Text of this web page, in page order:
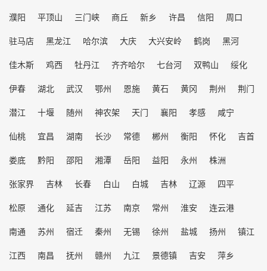
濮阳
平顶山 三门峡 商丘 新乡 许昌 信阳
周口
驻马店
黑龙江 哈尔滨 大庆 大兴安岭 鹤岗
黑河
佳木斯
鸡西 牡丹江 齐齐哈尔 七台河 双鸭山
绥化
伊春
湖北 武汉 鄂州 恩施 黄石 黄冈 荆州
荆门
潜江
十堰 随州 神农架 天门 襄阳 孝感
咸宁
仙桃
宜昌 湖南 长沙 常德 郴州 衡阳 怀化
吉首
娄底
黔阳 邵阳 湘潭 岳阳 益阳 永州
株洲
张家界
吉林 长春 白山 白城 吉林 辽源
四平
松原
通化 延吉 江苏 南京 常州 淮安
连云港
南通
苏州 宿迁 秦州 无锡 徐州 盐城 扬州
镇江
江西
南昌 抚州 赣州 九江 景德镇 吉安
萍乡